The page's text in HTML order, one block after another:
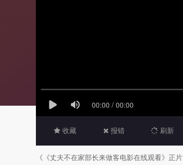
收藏 报错 刷新
《《丈夫不在家部长来做客电影在线观看》正